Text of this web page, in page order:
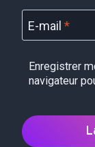
E-mail *
Enregistrer
navigateur